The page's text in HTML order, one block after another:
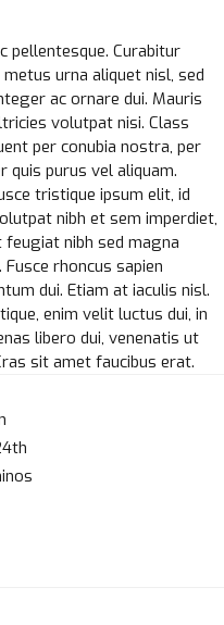
pellentesque. Curabitur
urna aliquet nisl, sed
ac ornare dui. Mauris
volutpat nisi. Class
per conubia nostra, per
quis purus vel aliquam.
tristique ipsum elit, id
nibh et sem imperdiet,
nibh sed magna
rhoncus sapien
dui. Etiam at iaculis nisl.
enim velit luctus dui, in
libero dui, venenatis ut
sit amet faucibus erat.